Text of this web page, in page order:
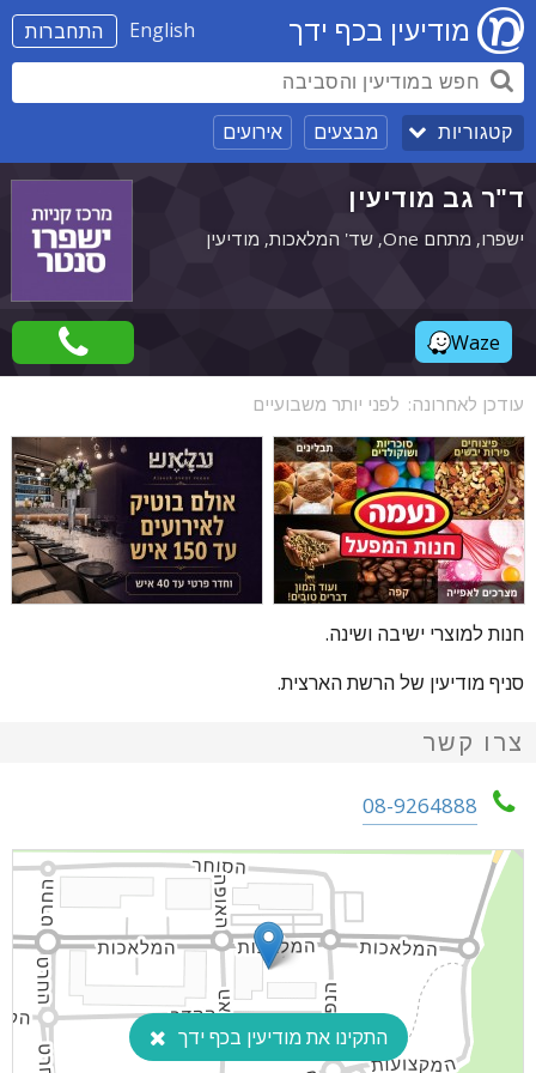
התחברות English מודיעין בכף ידך
קטגוריות מבצעים אירועים
ד"ר גב מודיעין
ישפרו, מתחם One, שד' המלאכות, מודיעין
Waze
עודכן לאחרונה: לפני יותר משבועיים
חנות למוצרי ישיבה ושינה.
סניף מודיעין של הרשת הארצית.
צרו קשר
08-9264888
התקינו את מודיעין בכף ידך